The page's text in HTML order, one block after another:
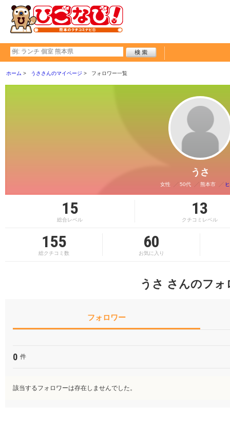
ホーム うささんのマイページ フォロワー一覧
うさ
女性 50代 熊本市
15
総合レベル
13
クチコミレベル
155
総クチコミ数
60
お気に入り
うさ さんのフォ
フォロワー
0 件
該当するフォロワーは存在しませんでした。